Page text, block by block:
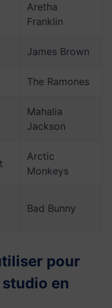
Aretha
Franklin
James Brown
The Ramones
Mahalia
Jackson
Arctic
Monkeys
Bad Bunny
pour
en